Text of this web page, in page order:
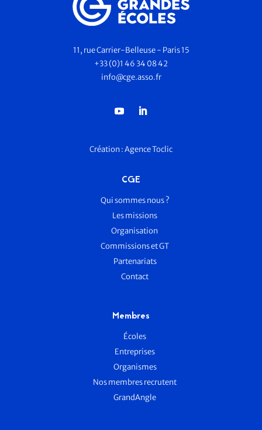
11, rue Carrier-Belleuse - Paris 15
+33 (0)1 46 34 08 42
info@cge.asso.fr
Création :Agence Toclic
CGE
Qui sommes nous ?
Les missions
Organisation
Commissions et GT
Partenariats
Contact
Membres
Écoles
Entreprises
Organismes
Nos membres recrutent
GrandAngle